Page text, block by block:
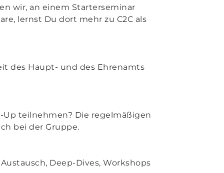
wir, an einem Starterseminar
lernst Du dort mehr zu C2C als
des Haupt- und des Ehrenamts
teilnehmen? Die regelmäßigen
bei der Gruppe.
Deep-Dives, Workshops